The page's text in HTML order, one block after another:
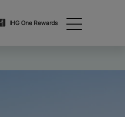
IHG One Rewards